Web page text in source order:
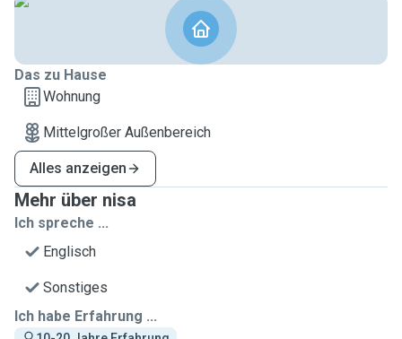
Das zu Hause
Wohnung
Mittelgroßer Außenbereich
Alles anzeigen
Mehr über nisa
Ich spreche ...
Englisch
Sonstiges
Ich habe Erfahrung ...